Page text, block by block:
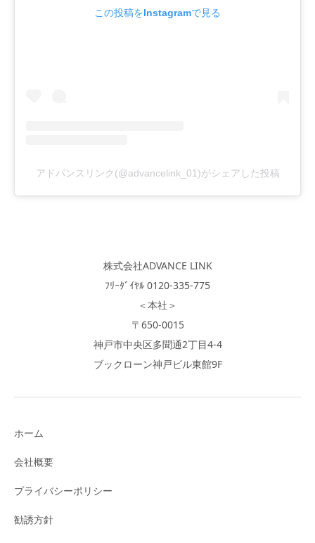
この投稿をInstagramで見る
アドバンスリンク(@advancelink_01)がシェアした投稿
株式会社ADVANCE LINK
ﾌﾘｰﾀﾞｲﾔﾙ 0120-335-775
＜本社＞
〒650-0015
神戸市中央区多聞通2丁目4-4
ブックローン神戸ビル東館9F
ホーム
会社概要
プライバシーポリシー
勧誘方針